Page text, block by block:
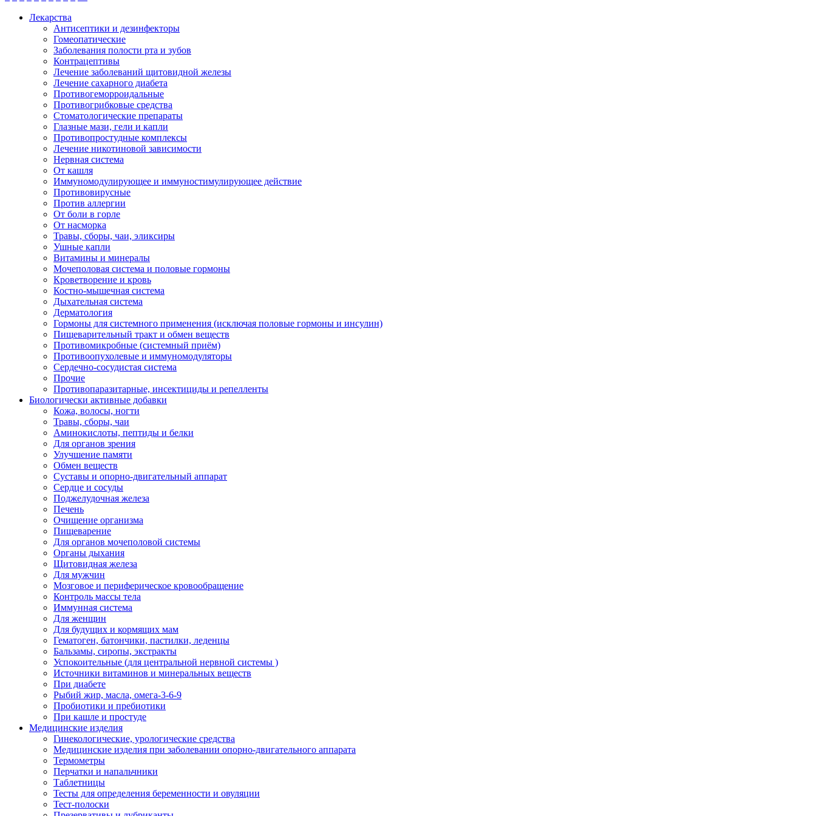
Лекарства
Антисептики и дезинфекторы
Гомеопатические
Заболевания полости рта и зубов
Контрацептивы
Лечение заболеваний щитовидной железы
Лечение сахарного диабета
Противогеморроидальные
Противогрибковые средства
Стоматологические препараты
Глазные мази, гели и капли
Противопростудные комплексы
Лечение никотиновой зависимости
Нервная система
От кашля
Иммуномодулирующее и иммуностимулирующее действие
Противовирусные
Против аллергии
От боли в горле
От насморка
Травы, сборы, чаи, эликсиры
Ушные капли
Витамины и минералы
Мочеполовая система и половые гормоны
Кроветворение и кровь
Костно-мышечная система
Дыхательная система
Дерматология
Гормоны для системного применения (исключая половые гормоны и инсулин)
Пищеварительный тракт и обмен веществ
Противомикробные (системный приём)
Противоопухолевые и иммуномодуляторы
Сердечно-сосудистая система
Прочие
Противопаразитарные, инсектициды и репелленты
Биологически активные добавки
Кожа, волосы, ногти
Травы, сборы, чаи
Аминокислоты, пептиды и белки
Для органов зрения
Улучшение памяти
Обмен веществ
Суставы и опорно-двигательный аппарат
Сердце и сосуды
Поджелудочная железа
Печень
Очищение организма
Пищеварение
Для органов мочеполовой системы
Органы дыхания
Щитовидная железа
Для мужчин
Мозговое и периферическое кровообращение
Контроль массы тела
Иммунная система
Для женщин
Для будущих и кормящих мам
Гематоген, батончики, пастилки, леденцы
Бальзамы, сиропы, экстракты
Успокоительные (для центральной нервной системы )
Источники витаминов и минеральных веществ
При диабете
Рыбий жир, масла, омега-3-6-9
Пробиотики и пребиотики
При кашле и простуде
Медицинские изделия
Гинекологические, урологические средства
Медицинские изделия при заболевании опорно-двигательного аппарата
Термометры
Перчатки и напальчники
Таблетницы
Тесты для определения беременности и овуляции
Тест-полоски